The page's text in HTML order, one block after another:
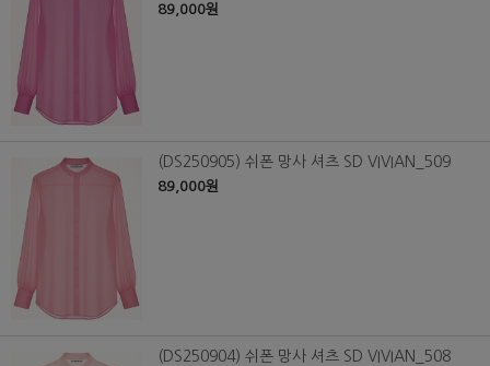
89,000원
(DS250905) 쉬폰 망사 셔츠 SD VIVIAN_509
89,000원
(DS250904) 쉬폰 망사 셔츠 SD VIVIAN_508